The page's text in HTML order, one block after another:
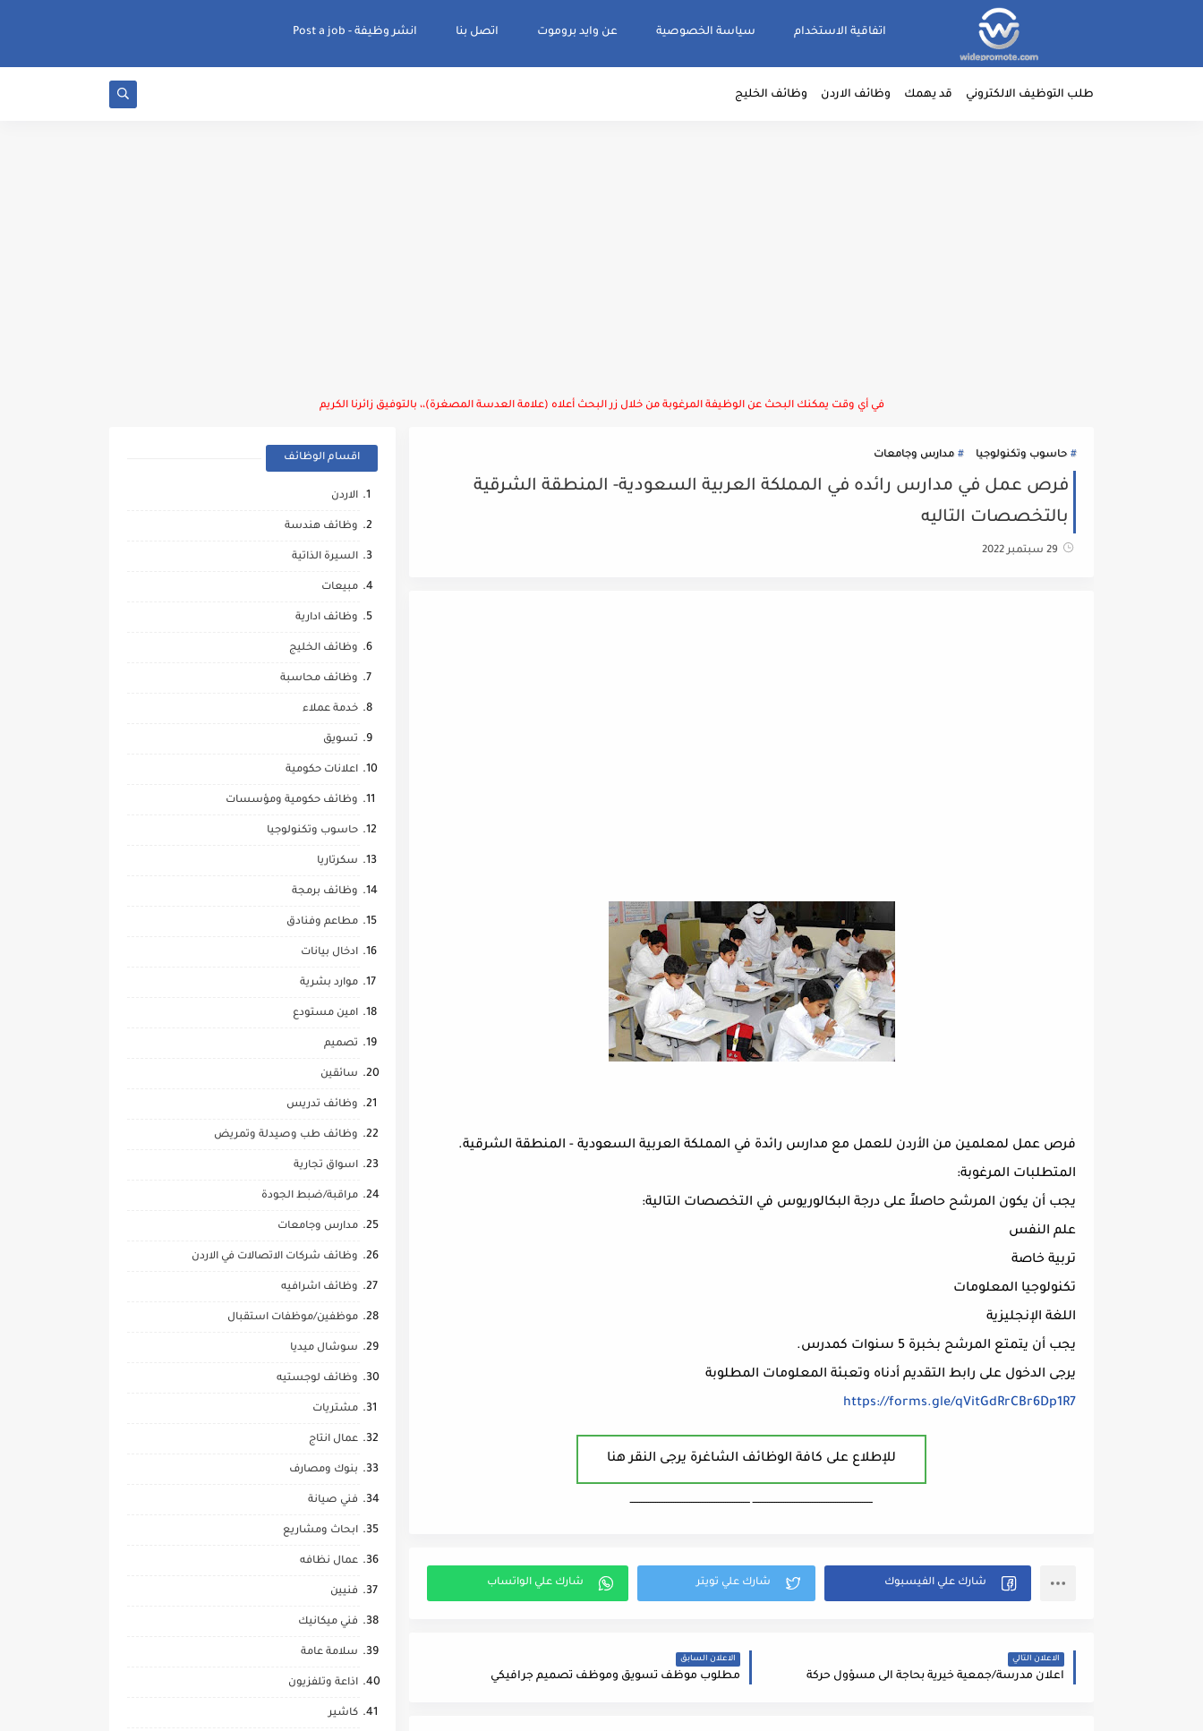
اتفاقية الاستخدام سياسة الخصوصية عن وايد بروموت اتصل بنا انشر وظيفة - Post a job
طلب التوظيف الالكتروني قد يهمك وظائف الاردن وظائف الخليج
في أي وقت يمكنك البحث عن الوظيفة المرغوبة من خلال زر البحث أعلاه (علامة العدسة المصغرة)،، بالتوفيق زائرنا الكريم
حاسوب وتكنولوجيا مدارس وجامعات
فرص عمل في مدارس رائده في المملكة العربية السعودية- المنطقة الشرقية
بالتخصصات التاليه
29 سبتمبر 2022
فرص عمل لمعلمين من الأردن للعمل مع مدارس رائدة في المملكة العربية السعودية - المنطقة الشرقية.
المتطلبات المرغوبة:
يجب أن يكون المرشح حاصلاً على درجة البكالوريوس في التخصصات التالية:
علم النفس
تربية خاصة
تكنولوجيا المعلومات
اللغة الإنجليزية
يجب أن يتمتع المرشح بخبرة 5 سنوات كمدرس.
يرجى الدخول على رابط التقديم أدناه وتعبئة المعلومات المطلوبة
https://forms.gle/qVitGdRrCBr6Dp1R7
للإطلاع على كافة الوظائف الشاغرة يرجى النقر هنا
ـــــــــــــــــــــــــــــــــــــــــــــــــــــــــــــــــــ ـــــــــــــــــــــــــــــــــــــــــــــــــــــــــــــــــــ
الاعلان التالي
اعلان مدرسة/جمعية خيرية بحاجة الى مسؤول حركة
الاعلان السابق
مطلوب موظف تسويق وموظف تصميم جرافيكي
اقسام الوظائف
الاردن
وظائف هندسة
السيرة الذاتية
مبيعات
وظائف ادارية
وظائف الخليج
وظائف محاسبة
خدمة عملاء
تسويق
اعلانات حكومية
وظائف حكومية ومؤسسات
حاسوب وتكنولوجيا
سكرتاريا
وظائف برمجة
مطاعم وفنادق
ادخال بيانات
موارد بشرية
امين مستودع
تصميم
سائقين
وظائف تدريس
وظائف طب وصيدلة وتمريض
اسواق تجارية
مراقبة/ضبط الجودة
مدارس وجامعات
وظائف شركات الاتصالات في الاردن
وظائف اشرافيه
موظفين/موظفات استقبال
سوشال ميديا
وظائف لوجستيه
مشتريات
عمال انتاج
بنوك ومصارف
فني صيانة
ابحاث ومشاريع
عمال نظافه
فنيين
فني ميكانيك
سلامة عامة
اذاعة وتلفزيون
كاشير